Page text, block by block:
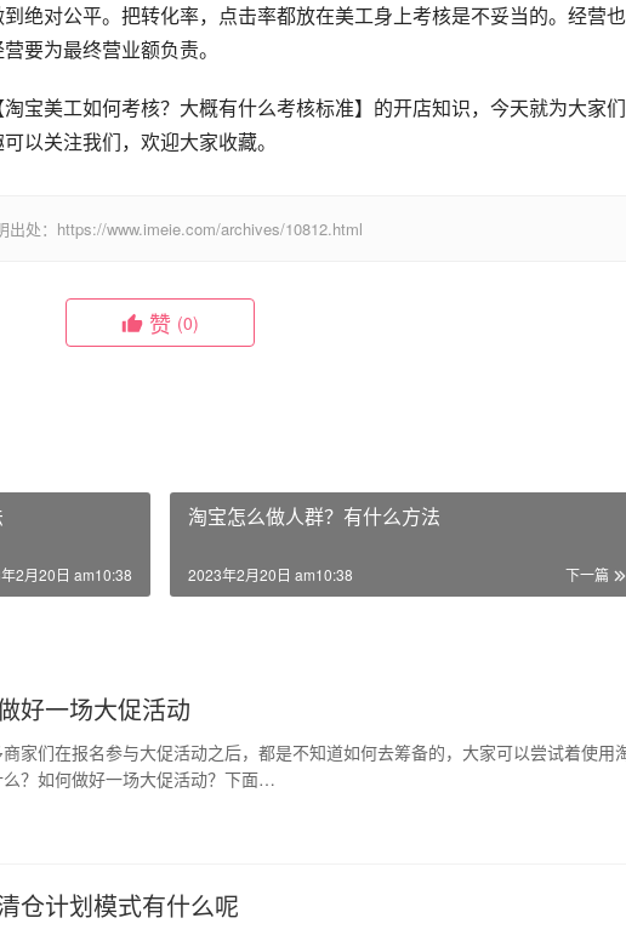
绝对公平。把转化率，点击率都放在美工身上考核是不妥当的。经营
要为最终营业额负责。
宝美工如何考核？大概有什么考核标准】的开店知识，今天就为大家
以关注我们，欢迎大家收藏。
处：https://www.imeie.com/archives/10812.html
赞 (0)
2月20日 am10:38
淘宝怎么做人群？有什么方法
下一篇
2023年2月20日 am10:38
好一场大促活动
家们在报名参与大促活动之后，都是不知道如何去筹备的，大家可以尝试着使用
？如何做好一场大促活动？下面…
仓计划模式有什么呢